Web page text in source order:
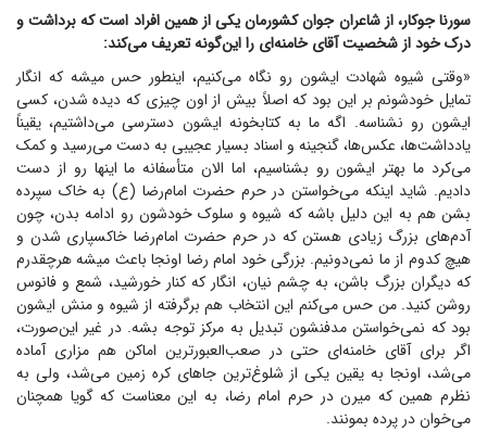
سورنا جوکار، از شاعران جوان کشورمان یکی از همین افراد است که برداشت و
درک خود از شخصیت آقای خامنه‌ای را این‌گونه تعریف می‌کند:
«وقتی شیوه شهادت ایشون رو نگاه می‌کنیم، اینطور حس میشه که انگار
تمایل خودشونم بر این بود که اصلاً بیش از اون چیزی که دیده شدن، کسی
ایشون رو نشناسه. اگه ما به کتابخونه ایشون دسترسی می‌داشتیم، یقیناً
یادداشت‌ها، عکس‌ها، گنجینه و اسناد بسیار عجیبی به دست می‌رسید و کمک
می‌کرد ما بهتر ایشون رو بشناسیم، اما الان متأسفانه ما اینها رو از دست
دادیم. شاید اینکه می‌خواستن در حرم حضرت امام‌رضا (ع) به خاک سپرده
بشن هم به این دلیل باشه که شیوه و سلوک خودشون رو ادامه بدن، چون
آدم‌های بزرگ زیادی هستن که در حرم حضرت امام‌رضا خاکسپاری شدن و
هیچ کدوم از ما نمی‌دونیم. بزرگی خود امام رضا اونجا باعث میشه هرچقدرم
که دیگران بزرگ باشن، به چشم نیان، انگار که کنار خورشید، شمع و فانوس
روشن کنید. من حس می‌کنم این انتخاب هم برگرفته از شیوه و منش ایشون
بود که نمی‌خواستن مدفنشون تبدیل به مرکز توجه بشه. در غیر این‌صورت،
اگر برای آقای خامنه‌ای حتی در صعب‌العبورترین اماکن هم مزاری آماده
می‌شد، اونجا به یقین یکی از شلوغ‌ترین جا‌های کره زمین می‌شد، ولی به
نظرم همین که میرن در حرم امام رضا، به این معناست که گویا همچنان
می‌خوان در پرده بمونند.